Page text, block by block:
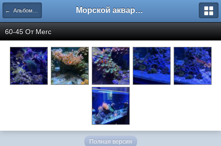
← Альбомы пользователей Морской аквариум. Форумы ReefCentral.ru
60-45 От Merc
Полная версия